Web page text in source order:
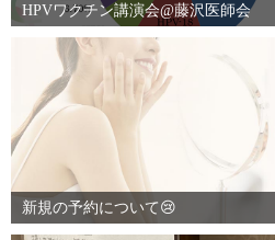
HPVワクチン講演会@藤沢医師会
新規の予約について😢